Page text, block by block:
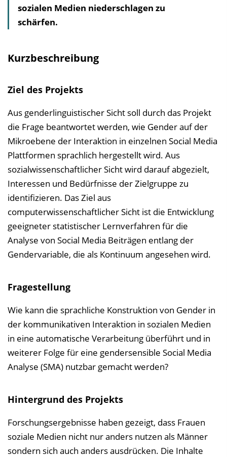
e
n
d
n
sozialen Medien niederschlagen zu
schärfen.
Kurzbeschreibung
Ziel des Projekts
Aus genderlinguistischer Sicht soll durch das Projekt
die Frage beantwortet werden, wie Gender auf der
Mikroebene der Interaktion in einzelnen Social Media
Plattformen sprachlich hergestellt wird. Aus
sozialwissenschaftlicher Sicht wird darauf abgezielt,
Interessen und Bedürfnisse der Zielgruppe zu
identifizieren. Das Ziel aus
computerwissenschaftlicher Sicht ist die Entwicklung
geeigneter statistischer Lernverfahren für die
Analyse von Social Media Beiträgen entlang der
Gendervariable, die als Kontinuum angesehen wird.
Fragestellung
Wie kann die sprachliche Konstruktion von Gender in
der kommunikativen Interaktion in sozialen Medien
in eine automatische Verarbeitung überführt und in
weiterer Folge für eine gendersensible Social Media
Analyse (SMA) nutzbar gemacht werden?
Hintergrund des Projekts
Forschungsergebnisse haben gezeigt, dass Frauen
soziale Medien nicht nur anders nutzen als Männer
sondern sich auch anders ausdrücken. Die Inhalte